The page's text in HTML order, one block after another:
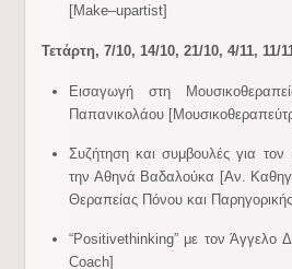
[Make–upartist]
Τετάρτη, 7/10, 14/10, 21/10, 4/11, 11/
Εισαγωγή στη
Παπανικολάου
Συζήτηση και συμβουλές για
την Αθηνά Βαδαλούκα [Αν.
Θεραπείας Πόνου και
“Positivethinking” με τον Άγγελο
Coach]